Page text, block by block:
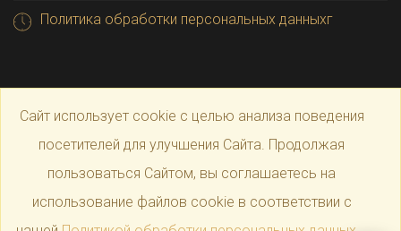
Политика обработки персональных данныхг
Сайт использует cookie с целью анализа поведения
посетителей для улучшения Сайта. Продолжая
пользоваться Сайтом, вы соглашаетесь на
использование файлов cookie в соответствии с